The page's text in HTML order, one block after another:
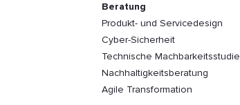
Beratung
Produkt- und Servicedesign
Cyber-Sicherheit
Technische Machbarkeitsstudie
Nachhaltigkeitsberatung
Agile Transformation